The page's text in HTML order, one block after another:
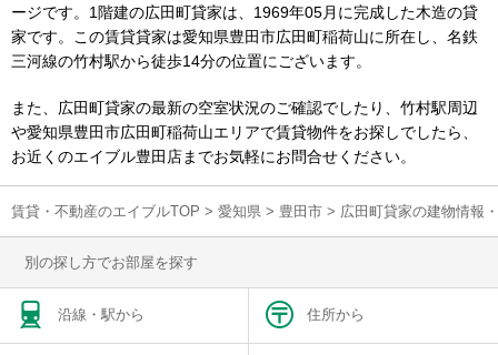
ージです。1階建の広田町貸家は、1969年05月に完成した木造の貸
家です。この賃貸貸家は愛知県豊田市広田町稲荷山に所在し、名鉄
三河線の竹村駅から徒歩14分の位置にございます。
また、広田町貸家の最新の空室状況のご確認でしたり、竹村駅周辺
や愛知県豊田市広田町稲荷山エリアで賃貸物件をお探しでしたら、
お近くのエイブル豊田店までお気軽にお問合せください。
賃貸・不動産のエイブルTOP > 愛知県 > 豊田市 > 広田町貸家の建物情報
別の探し方でお部屋を探す
沿線・駅から 住所から